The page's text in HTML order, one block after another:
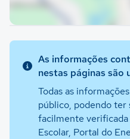
As informações
nestas páginas são
Todas as
público, podendo ter
facilmente
Escolar, Portal do